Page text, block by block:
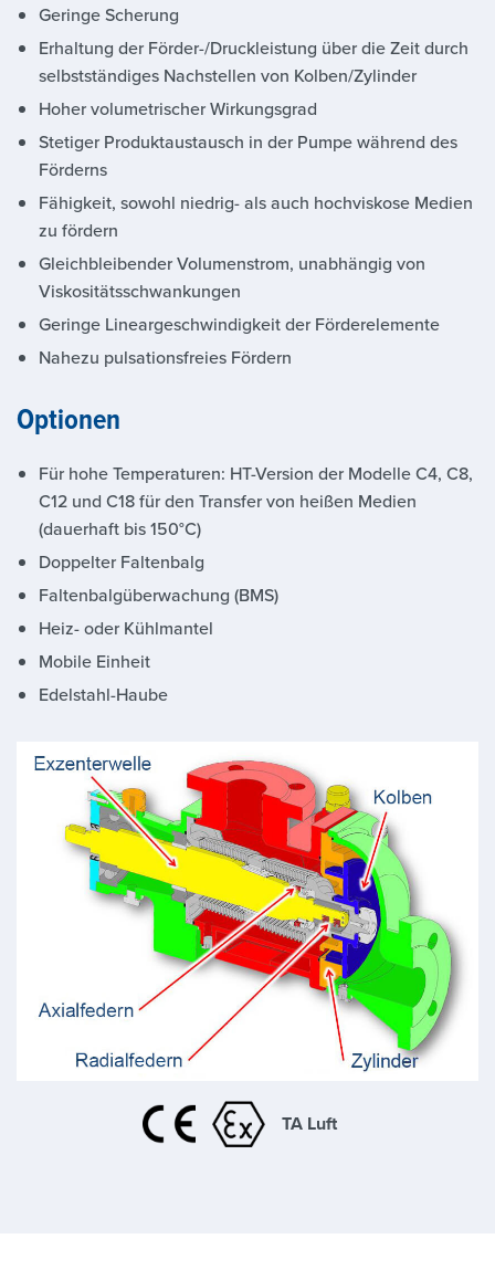
Geringe Scherung
Erhaltung der Förder-/Druckleistung über die Zeit durch
selbstständiges Nachstellen von Kolben/Zylinder
Hoher volumetrischer Wirkungsgrad
Stetiger Produktaustausch in der Pumpe während des
Förderns
Fähigkeit, sowohl niedrig- als auch hochviskose Medien
zu fördern
Gleichbleibender Volumenstrom, unabhängig von
Viskositätsschwankungen
Geringe Lineargeschwindigkeit der Förderelemente
Nahezu pulsationsfreies Fördern
Optionen
Für hohe Temperaturen: HT-Version der Modelle C4, C8,
C12 und C18 für den Transfer von heißen Medien
(dauerhaft bis 150°C)
Doppelter Faltenbalg
Faltenbalgüberwachung (BMS)
Heiz- oder Kühlmantel
Mobile Einheit
Edelstahl-Haube
TA Luft